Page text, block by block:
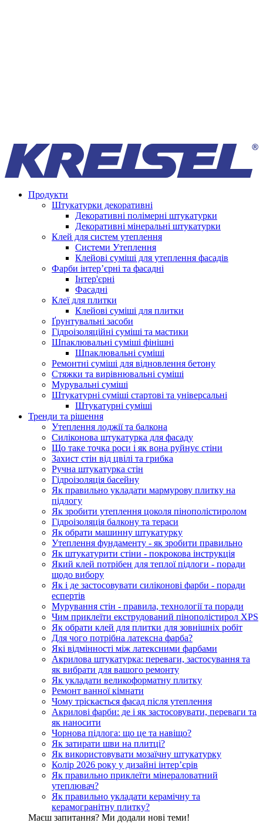
Продукти
Штукатурки декоративні
Декоративні полімерні штукатурки
Декоративні мінеральні штукатурки
Клей для систем утеплення
Системи Утеплення
Клейові суміші для утеплення фасадів
Фарби інтер’єрні та фасадні
Інтер'єрні
Фасадні
Клеї для плитки
Клейові суміші для плитки
Ґрунтувальні засоби
Гідроізоляційні суміші та мастики
Шпаклювальні суміші фінішні
Шпаклювальні суміші
Ремонтні суміші для відновлення бетону
Стяжки та вирівнювальні суміші
Мурувальні суміші
Штукатурні суміші стартові та універсальні
Штукатурні суміші
Тренди та рішення
Утеплення лоджії та балкона
Силіконова штукатурка для фасаду
Що таке точка роси і як вона руйнує стіни
Захист стін від цвілі та грибка
Ручна штукатурка стін
Гідроізоляція басейну
Як правильно укладати мармурову плитку на
підлогу
Як зробити утеплення цоколя пінополістиролом
Гідроізоляція балкону та тераси
Як обрати машинну штукатурку
Утеплення фундаменту - як зробити правильно
Як штукатурити стіни - покрокова інструкція
Який клей потрібен для теплої підлоги - поради
щодо вибору
Як і де застосовувати силіконові фарби - поради
еспертів
Мурування стін - правила, технології та поради
Чим приклеїти екструдований пінополістирол XPS
Як обрати клей для плитки для зовнішніх робіт
Для чого потрібна латексна фарба?
Які відмінності між латексними фарбами
Акрилова штукатурка: переваги, застосування та
як вибрати для вашого ремонту
Як укладати великоформатну плитку
Ремонт ванної кімнати
Чому тріскається фасад після утеплення
Акрилові фарби: де і як застосовувати, переваги та
як наносити
Чорнова підлога: що це та навіщо?
Як затирати шви на плитці?
Як використовувати мозаїчну штукатурку
Колір 2026 року у дизайні інтерʼєрів
Як правильно приклеїти мінераловатний
утеплювач?
Як правильно укладати керамічну та
керамогранітну плитку?
Маєш запитання? Ми додали нові теми!